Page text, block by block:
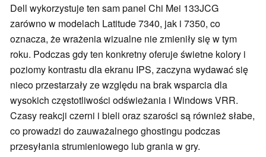
Dell wykorzystuje ten sam panel Chi Mei 133JCG
zarówno w modelach Latitude 7340, jak i 7350, co
oznacza, że wrażenia wizualne nie zmieniły się w tym
roku. Podczas gdy ten konkretny oferuje świetne kolory i
poziomy kontrastu dla ekranu IPS, zaczyna wydawać się
nieco przestarzały ze względu na brak wsparcia dla
wysokich częstotliwości odświeżania i Windows VRR.
Czasy reakcji czerni i bieli oraz szarości są również słabe,
co prowadzi do zauważalnego ghostingu podczas
przesyłania strumieniowego lub grania w gry.